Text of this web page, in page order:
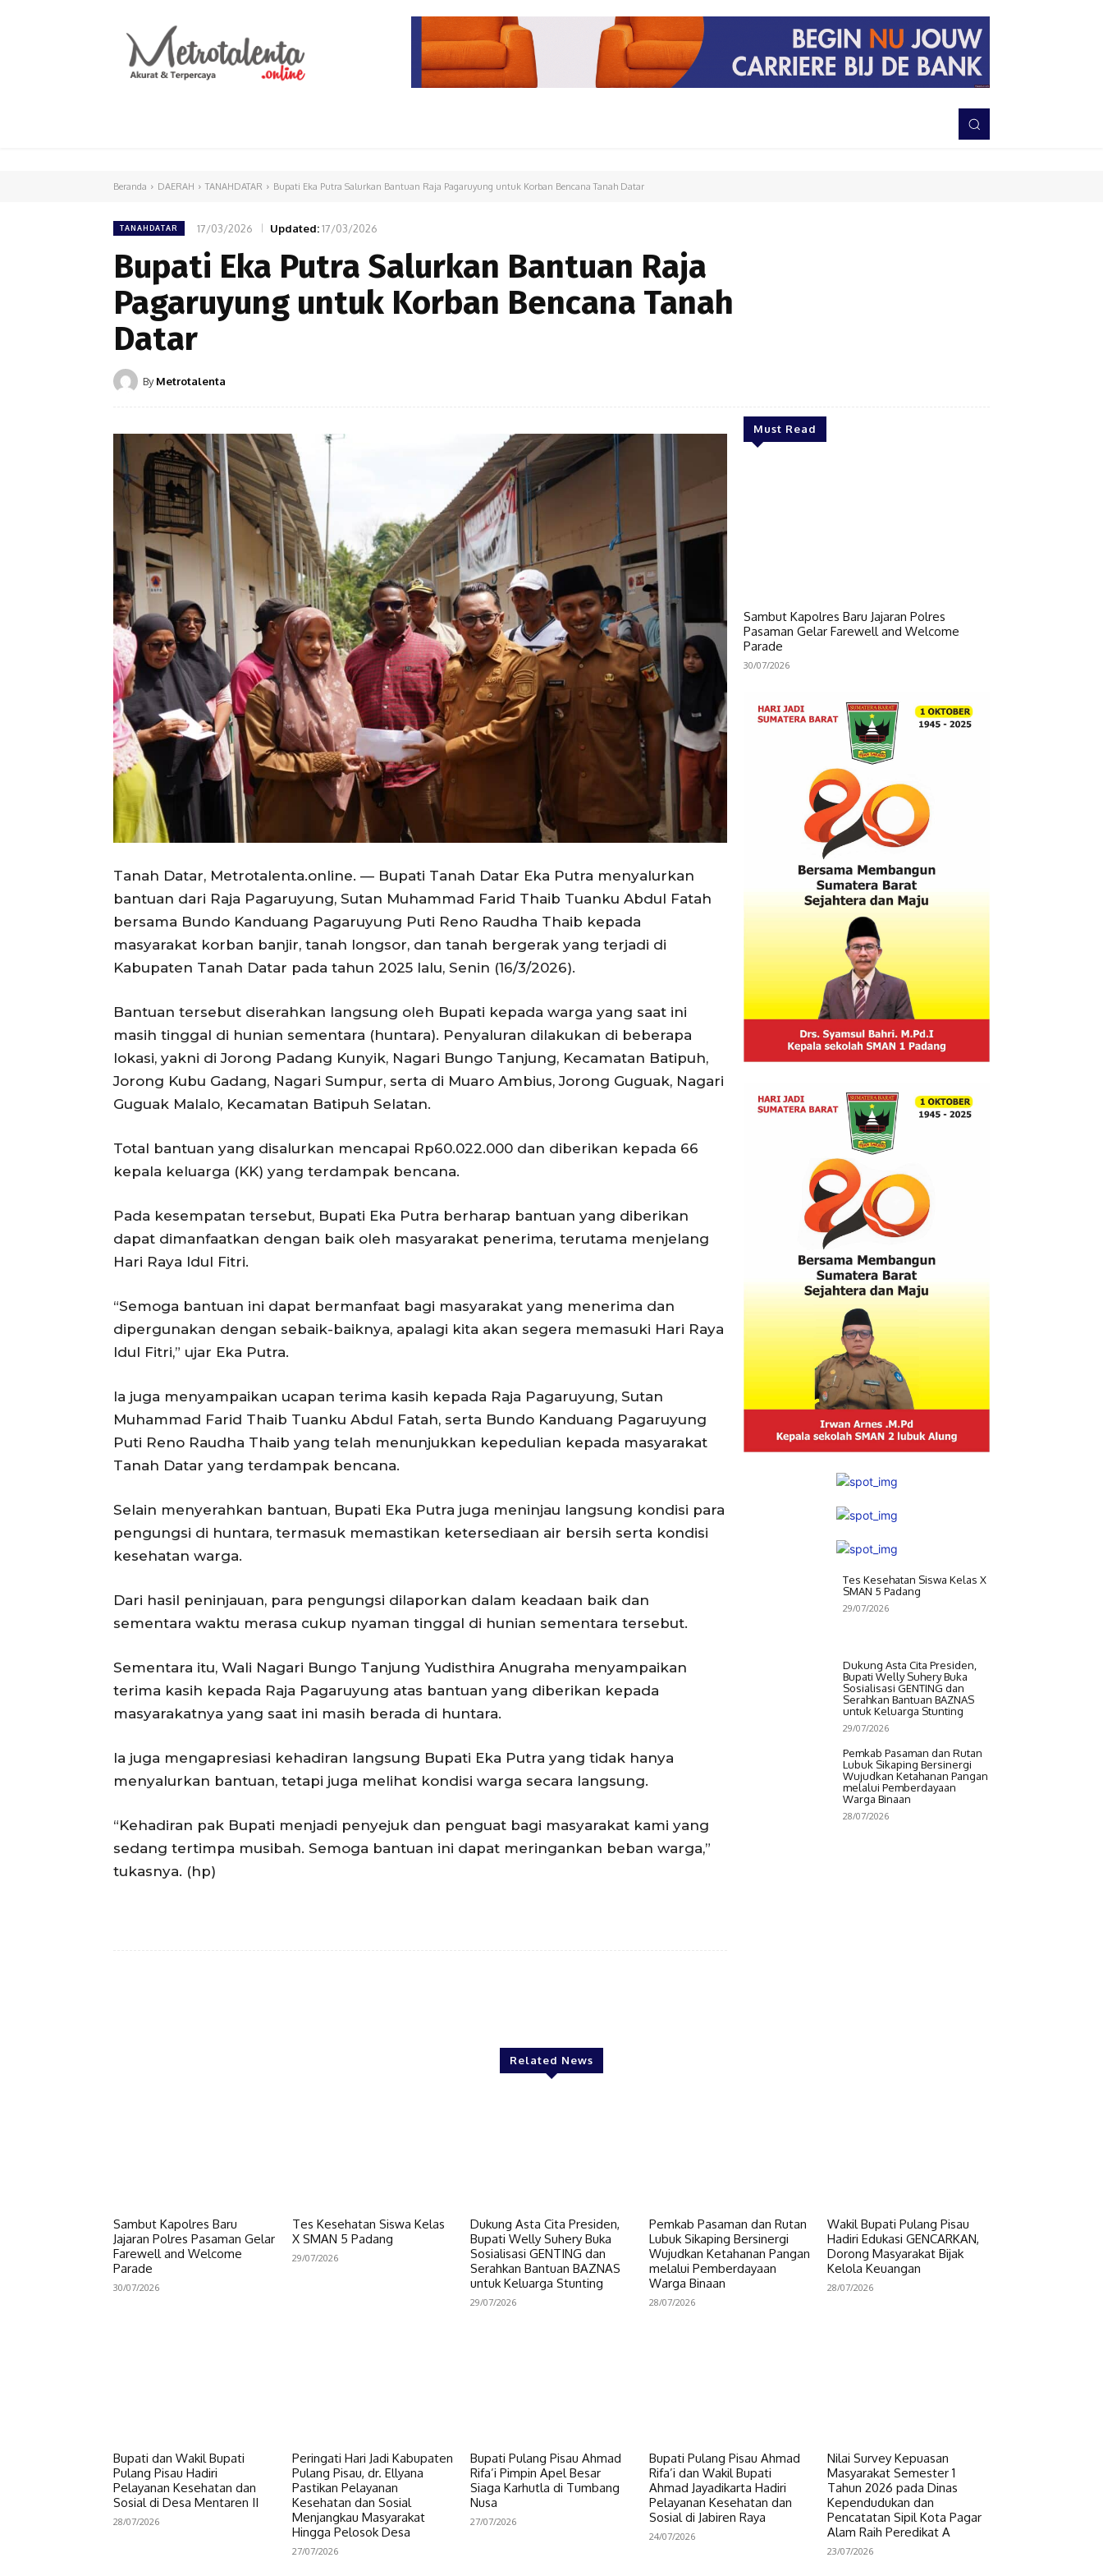
TNI-POLRI
Beranda DAERAH TANAHDATAR Bupati Eka Putra Salurkan Bantuan Raja Pagaruyung untuk Korban Bencana Tanah Datar
TANAHDATAR 17/03/2026 Updated:17/03/2026
Bupati Eka Putra Salurkan Bantuan Raja
Pagaruyung untuk Korban Bencana Tanah
Datar
By Metrotalenta
Tanah Datar, Metrotalenta.online. — Bupati Tanah Datar Eka Putra menyalurkan
bantuan dari Raja Pagaruyung, Sutan Muhammad Farid Thaib Tuanku Abdul Fatah
bersama Bundo Kanduang Pagaruyung Puti Reno Raudha Thaib kepada
masyarakat korban banjir, tanah longsor, dan tanah bergerak yang terjadi di
Kabupaten Tanah Datar pada tahun 2025 lalu, Senin (16/3/2026).
Bantuan tersebut diserahkan langsung oleh Bupati kepada warga yang saat ini
masih tinggal di hunian sementara (huntara). Penyaluran dilakukan di beberapa
lokasi, yakni di Jorong Padang Kunyik, Nagari Bungo Tanjung, Kecamatan Batipuh,
Jorong Kubu Gadang, Nagari Sumpur, serta di Muaro Ambius, Jorong Guguak, Nagari
Guguak Malalo, Kecamatan Batipuh Selatan.
Total bantuan yang disalurkan mencapai Rp60.022.000 dan diberikan kepada 66
kepala keluarga (KK) yang terdampak bencana.
Pada kesempatan tersebut, Bupati Eka Putra berharap bantuan yang diberikan
dapat dimanfaatkan dengan baik oleh masyarakat penerima, terutama menjelang
Hari Raya Idul Fitri.
“Semoga bantuan ini dapat bermanfaat bagi masyarakat yang menerima dan
dipergunakan dengan sebaik-baiknya, apalagi kita akan segera memasuki Hari Raya
Idul Fitri,” ujar Eka Putra.
Ia juga menyampaikan ucapan terima kasih kepada Raja Pagaruyung, Sutan
Muhammad Farid Thaib Tuanku Abdul Fatah, serta Bundo Kanduang Pagaruyung
Puti Reno Raudha Thaib yang telah menunjukkan kepedulian kepada masyarakat
Tanah Datar yang terdampak bencana.
Selain menyerahkan bantuan, Bupati Eka Putra juga meninjau langsung kondisi para
pengungsi di huntara, termasuk memastikan ketersediaan air bersih serta kondisi
kesehatan warga.
Dari hasil peninjauan, para pengungsi dilaporkan dalam keadaan baik dan
sementara waktu merasa cukup nyaman tinggal di hunian sementara tersebut.
Sementara itu, Wali Nagari Bungo Tanjung Yudisthira Anugraha menyampaikan
terima kasih kepada Raja Pagaruyung atas bantuan yang diberikan kepada
masyarakatnya yang saat ini masih berada di huntara.
Ia juga mengapresiasi kehadiran langsung Bupati Eka Putra yang tidak hanya
menyalurkan bantuan, tetapi juga melihat kondisi warga secara langsung.
“Kehadiran pak Bupati menjadi penyejuk dan penguat bagi masyarakat kami yang
sedang tertimpa musibah. Semoga bantuan ini dapat meringankan beban warga,”
tukasnya. (hp)
Must Read
Sambut Kapolres Baru Jajaran Polres
Pasaman Gelar Farewell and Welcome
Parade
30/07/2026
Tes Kesehatan Siswa Kelas X
SMAN 5 Padang
29/07/2026
Dukung Asta Cita Presiden,
Bupati Welly Suhery Buka
Sosialisasi GENTING dan
Serahkan Bantuan BAZNAS
untuk Keluarga Stunting
29/07/2026
Pemkab Pasaman dan Rutan
Lubuk Sikaping Bersinergi
Wujudkan Ketahanan Pangan
melalui Pemberdayaan
Warga Binaan
28/07/2026
Related News
Sambut Kapolres Baru
Jajaran Polres Pasaman Gelar
Farewell and Welcome
Parade
30/07/2026
Tes Kesehatan Siswa Kelas
X SMAN 5 Padang
29/07/2026
Dukung Asta Cita Presiden,
Bupati Welly Suhery Buka
Sosialisasi GENTING dan
Serahkan Bantuan BAZNAS
untuk Keluarga Stunting
29/07/2026
Pemkab Pasaman dan Rutan
Lubuk Sikaping Bersinergi
Wujudkan Ketahanan Pangan
melalui Pemberdayaan
Warga Binaan
28/07/2026
Wakil Bupati Pulang Pisau
Hadiri Edukasi GENCARKAN,
Dorong Masyarakat Bijak
Kelola Keuangan
28/07/2026
Bupati dan Wakil Bupati
Pulang Pisau Hadiri
Pelayanan Kesehatan dan
Sosial di Desa Mentaren II
28/07/2026
Peringati Hari Jadi Kabupaten
Pulang Pisau, dr. Ellyana
Pastikan Pelayanan
Kesehatan dan Sosial
Menjangkau Masyarakat
Hingga Pelosok Desa
27/07/2026
Bupati Pulang Pisau Ahmad
Rifa’i Pimpin Apel Besar
Siaga Karhutla di Tumbang
Nusa
27/07/2026
Bupati Pulang Pisau Ahmad
Rifa’i dan Wakil Bupati
Ahmad Jayadikarta Hadiri
Pelayanan Kesehatan dan
Sosial di Jabiren Raya
24/07/2026
Nilai Survey Kepuasan
Masyarakat Semester 1
Tahun 2026 pada Dinas
Kependudukan dan
Pencatatan Sipil Kota Pagar
Alam Raih Peredikat A
23/07/2026